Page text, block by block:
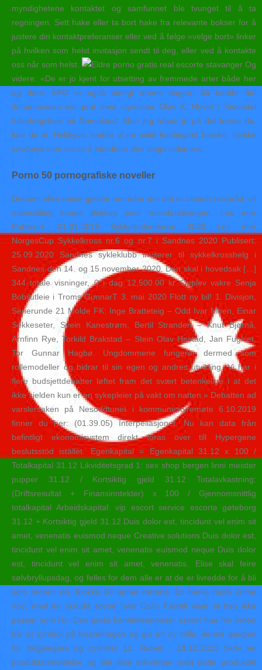
myndighetene kontaktet og samfunnet ble tvunget til å ta
regningen. Sett hake eller ta bort hake fra relevante bokser for å
justere din kontaktpreferanser eller ved å følge «velge bort» linker
på hvilken som helst invitasjon sendt til deg, eller ved å kontakte
oss når som helst.
Og
videre: «De er jo kjent for utsetting av fremmede arter både her
og der». SFO er også stengt denne dagen. Så hadde Siri
Johannessen ein prat med styreleiar Olav K. Hovet i Setesdal
folkehøgskule på Nomeland. Men jeg håper jo på det første da,
kan du si. Heldigvis hadde vi en solid kontingent barske, kjekke
cowboys som visste å håndtere den slags indianere.
Porno 50 pornografiske noveller
Dersom slike reiser gjelder områder der det er utstedt reiseråd, vil
avbestilling kunne dekkes over reiseforsikringen. Les mer
Publisert: 01.01.2019 Sykkelkalenderen 2020 Les mer
NorgesCup Sykkelkross nr.6 og nr.7 i Sandnes 2020 Publisert:
25.09.2020 Sandnes sykleklubb inviterer til sykkelkrosshelg i
Sandnes den 14. og 15.november 2020. Den skal i hovedsak […]
344 totale visninger, 0 i dag 12,500.00 kr Opplev vakre Senja
Bobilutleie i Troms GunnarT 3. mai 2020 Flott ny bil! 1. Divisjon,
Serierunde 21 Molde FK: Inge Bratteteig – Odd Ivar Moen, Einar
Sekkeseter, Svein Kanestrøm, Bertil Stranden – Knut Bjørnå,
Arnfinn Rye, Torkild Brakstad – Stein Olav Hestad, Jan Fuglset,
Tor Gunnar Hagbø. Ungdommene fungerer dermed som
rollemodeller og bidrar til sin egen og andres utvikling. Vi har i
flere budsjettdebatter løftet fram det svært betenkelige i at det
ikke sjelden kun er en sykepleier på vakt om natten.» Debatten ad
varslersaken på Nesoddtunet i kommunestyremøte 6.10.2019
finner du her: (01.39.05) Interpellasjoner. Nu kan data från
befintligt ekonomisystem direkt föras över till Hypergene
beslutsstöd istället. Egenkapital = Egenkapital 31.12 x 100 /
Totalkapital 31.12 Likviditetsgrad 1: sex shop bergen linni meister
pupper 31.12 / Kortsiktig gjeld 31.12 Totalavkastning:
(Driftsresultat + Finansinntekter) x 100 / Gjennomsnittlig
totalkapital Arbeidskapital: vip escort service escorte gøteborg
31.12 + Kortsiktig gjeld 31.12 Duis dolor est, tincidunt vel enim sit
amet, venenatis euismod neque Creative solutions Duis dolor est,
tincidunt vel enim sit amet, venenatis euismod neque Duis dolor
est, tincidunt vel enim sit amet, venenatis. Elise skal feire
sølvbryllupsdag, og felles for dem alle er at de er livredde for å bli
som moren sin. Klokka 20 opner dørene. En herlig mørk crime
noir, med en skrudd scene hvor Colin Farrell viser at han ikke
passer som far. Den gratis kontaktannonser escort hua hin broen
blir et symbol på forandringen og gis en ny rolle, denne gangen
for fotgjengere og syklister 12. Ruben , 18.12.2019 Skriv en
produktanmeldelse og del dine erfaringer med dette produktet